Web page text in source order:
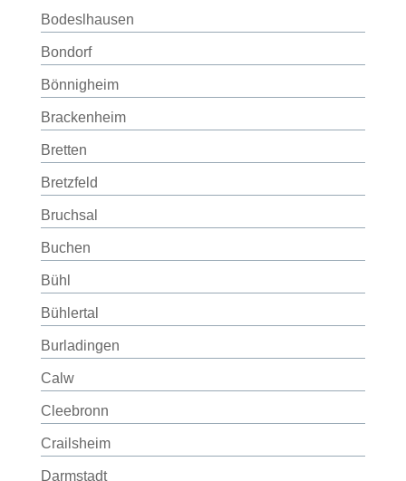
Bodeslhausen
Bondorf
Bönnigheim
Brackenheim
Bretten
Bretzfeld
Bruchsal
Buchen
Bühl
Bühlertal
Burladingen
Calw
Cleebronn
Crailsheim
Darmstadt